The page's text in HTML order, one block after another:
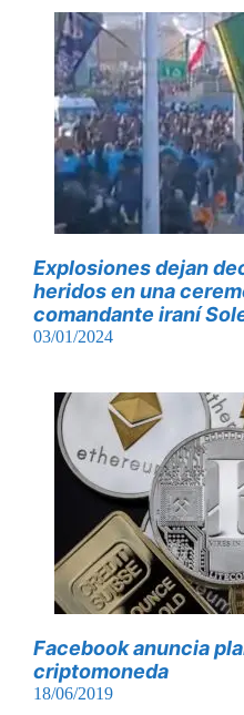
Explosiones dejan
heridos en una
comandante iraní
03/01/2024
Facebook anuncia
criptomoneda
18/06/2019